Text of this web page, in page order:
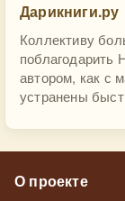
Дарикниги.ру
Коллективу
автором, как с
устранены
О проекте